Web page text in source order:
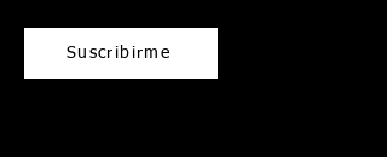
Suscribirme